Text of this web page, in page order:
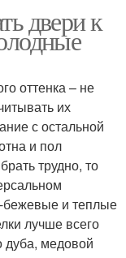
двери к
оттенка – не
их
с остальной
и пол
трудно, то
бежевые и теплые
лучше всего
дуба, медовой